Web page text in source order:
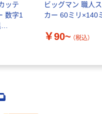
ッテ
数字1
ビッグマン 職人
カー 60ミリ×140
￥90~ （税込）